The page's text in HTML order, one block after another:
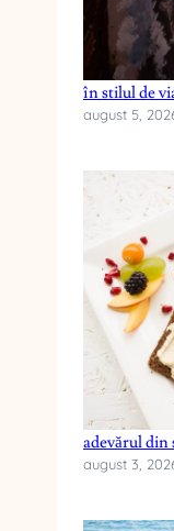
Cum
în stilul de
august 5,
Cele mai
adevărul din
august 3,